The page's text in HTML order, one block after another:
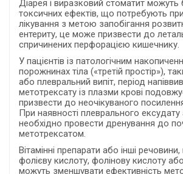
Діарея і виразковий стоматит можуть
токсичних ефектів, що потребують
лікування з метою запобігання
ентериту, це може призвести до
спричинених перфорацією кишечнику.
У пацієнтів із патологічним
порожнинах тіла («третій простір»),
або плевральний випіт, період
метотрексату із плазми крові
призвести до неочікуваного
При наявності плеврального
необхідно провести дренування до
метотрексатом.
Вітамінні препарати або інші
фолієву кислоту, фолінову кислоту або
можуть зменшувати ефективність